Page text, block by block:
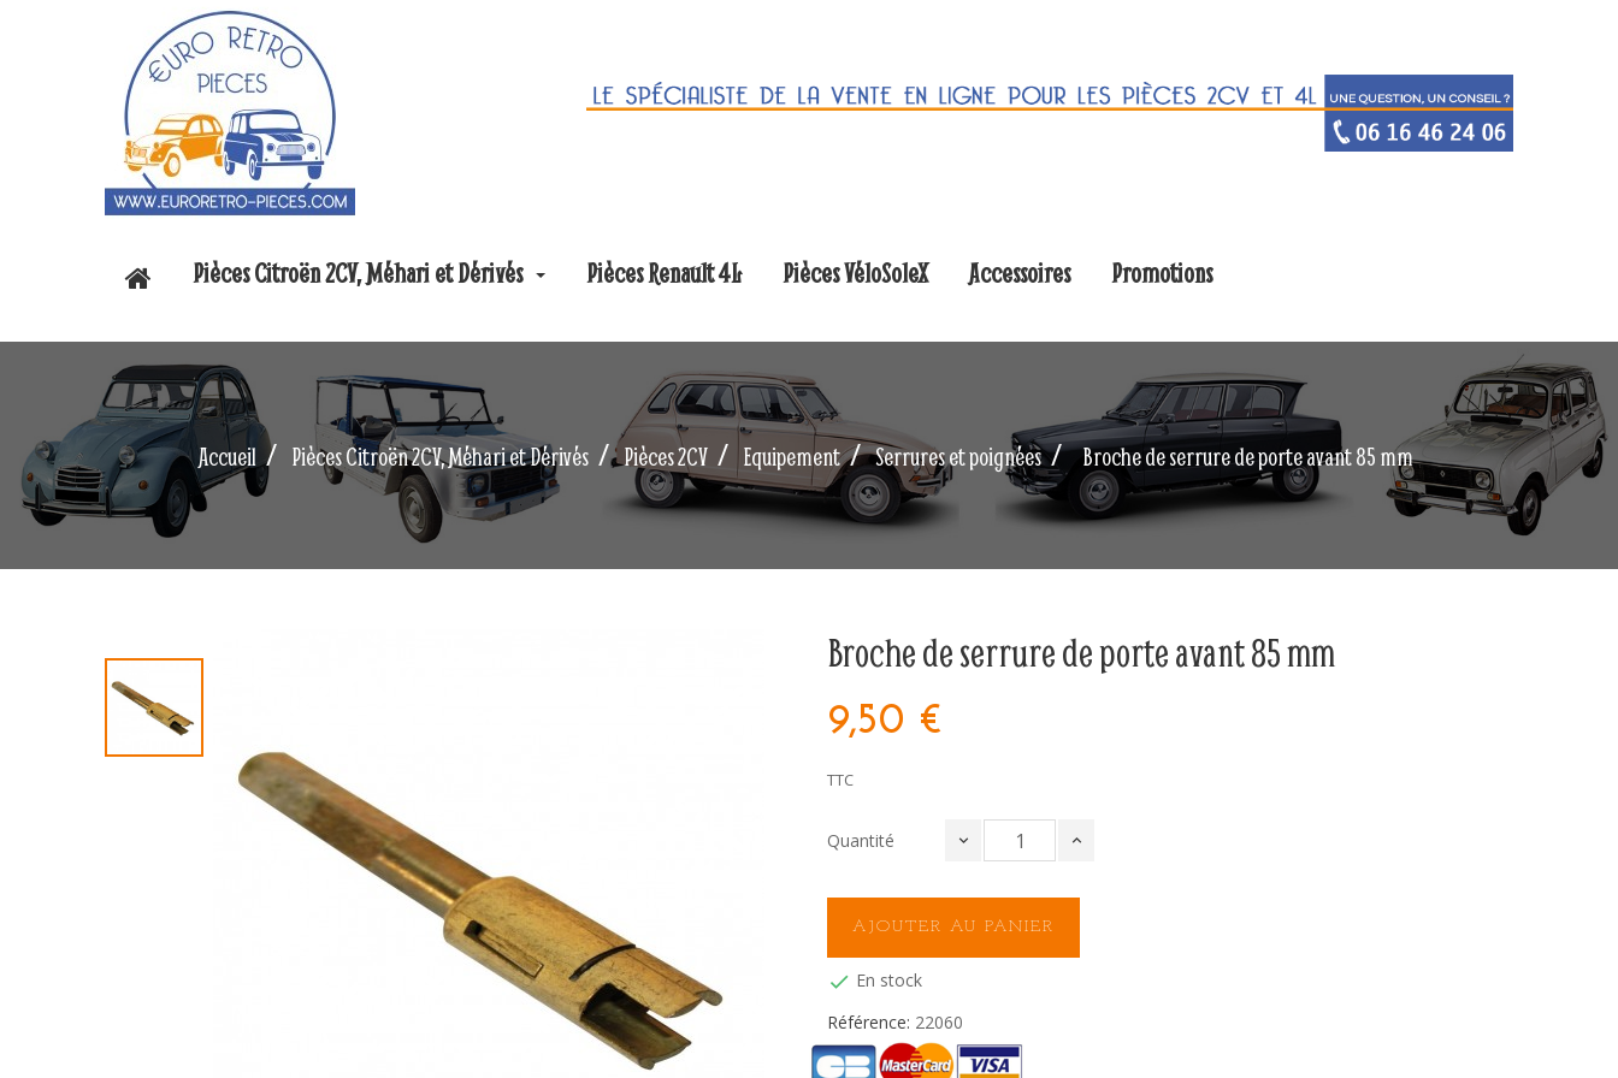
Pièces Citroën 2CV, Méhari et Dérivés Pièces Renault 4L Pièces VéloSoleX Accessoires Promotions
Accueil Pièces Citroën 2CV, Méhari et Dérivés Pièces 2CV Equipement Serrures et poignées Broche de serrure de porte avant 85 mm
Broche de serrure de porte avant 85 mm
9,50 €
TTC
Quantité
AJOUTER AU PANIER
 En stock
Référence: 22060